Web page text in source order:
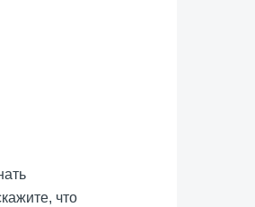
что